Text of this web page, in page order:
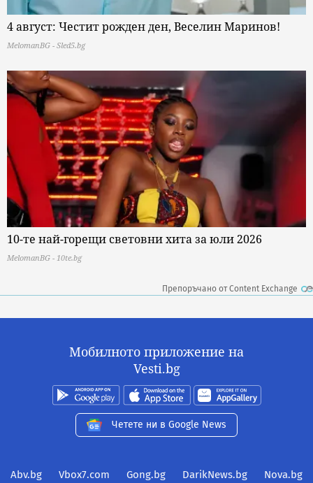
4 август: Честит рожден ден, Веселин Маринов!
MelomanBG - Sled5.bg
10-те най-горещи световни хита за юли 2026
MelomanBG - 10te.bg
Препоръчано от Content Exchange
Мобилното приложение на
Vesti.bg
Четете ни в Google News
Abv.bg Vbox7.com Gong.bg DarikNews.bg Nova.bg